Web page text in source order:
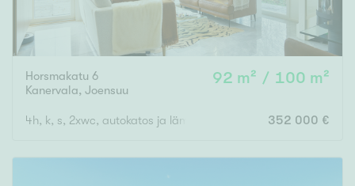
Horsmakatu 6
Kanervala, Joensuu
92 m² / 100 m²
4h, k, s, 2xwc, autokatos ja lämmin varasto 352 000 €